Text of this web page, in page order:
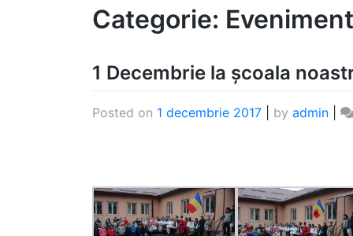
Categorie:
1 Decembrie la școala
Posted on 1 decembrie 2017 by admin